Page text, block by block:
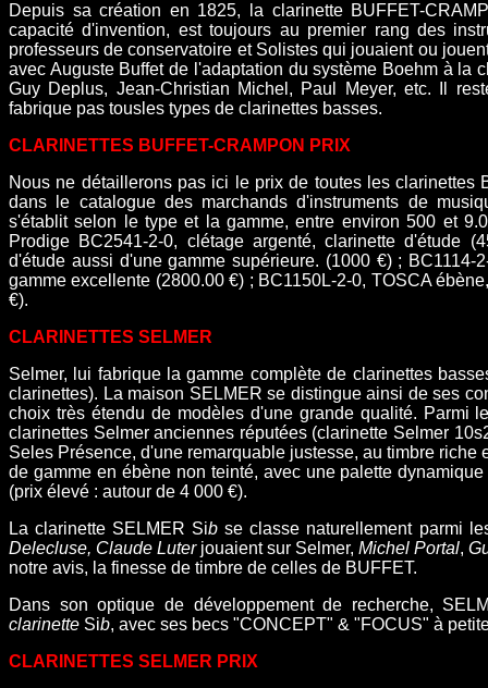
Depuis sa création en 1825, la clarinette BUFFET-
capacité d'invention, est toujours au premier rang des
professeurs de conservatoire et Solistes qui jouaient ou
avec Auguste Buffet de l'adaptation du système Boehm à la
Guy Deplus, Jean-Christian Michel, Paul Meyer, etc.
Il
fabrique pas tousles types de clarinettes basses.
CLARINETTES BUFFET-CRAMPON PRIX
Nous ne détaillerons pas ici le prix de toutes les clarinettes
dans le catalogue des marchands d'instruments de
s'établit selon le type et la gamme, entre environ 500 et
Prodige BC2541-2-0, clétage argenté, clarinette d'étude
d'étude aussi d'une gamme supérieure. (1000 €) ;
gamme excellente (2800.00 €) ; BC1150L-2-0, TOSCA
€).
CLARINETTES SELMER
Selmer, lui fabrique la gamme complète de clarinettes
clarinettes). La maison SELMER se distingue ainsi de ses
choix très étendu de modèles d'une grande qualité. Parmi
clarinettes Selmer anciennes réputées (clarinette Selmer
Seles Présence, d'une remarquable justesse, au timbre riche
de gamme en ébène non teinté, avec une palette
(prix élevé : autour de 4 000 €).
La clarinette SELMER Sib se classe naturellement parmi
Delecluse, Claude Luterjouaient sur Selmer, Michel Portal,
notre avis, la finesse de timbre de celles de BUFFET.
Dans son optique de développement de recherche,
clarinette Sib, avec ses becs "CONCEPT" & "FOCUS" à
CLARINETTES SELMER PRIX